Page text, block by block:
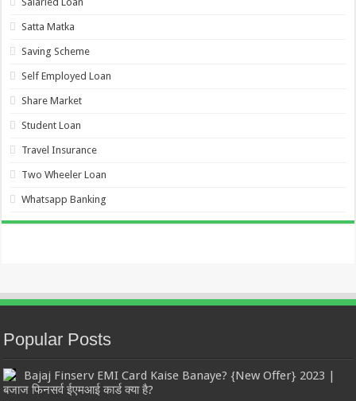
Satta Matka
Saving Scheme
Self Employed Loan
Share Market
Student Loan
Travel Insurance
Two Wheeler Loan
Whatsapp Banking
Popular Posts
Bajaj Finserv EMI Card Kaise Banaye? {New Offer} 2023 |
बजाज फिनसर्व ईएमआई कार्ड क्या है?